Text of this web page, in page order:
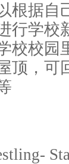
根据自
行学校
校校园
顶，可